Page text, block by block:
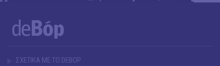
ΣΧΕΤΙΚΑ ΜΕ ΤΟ DEBOP